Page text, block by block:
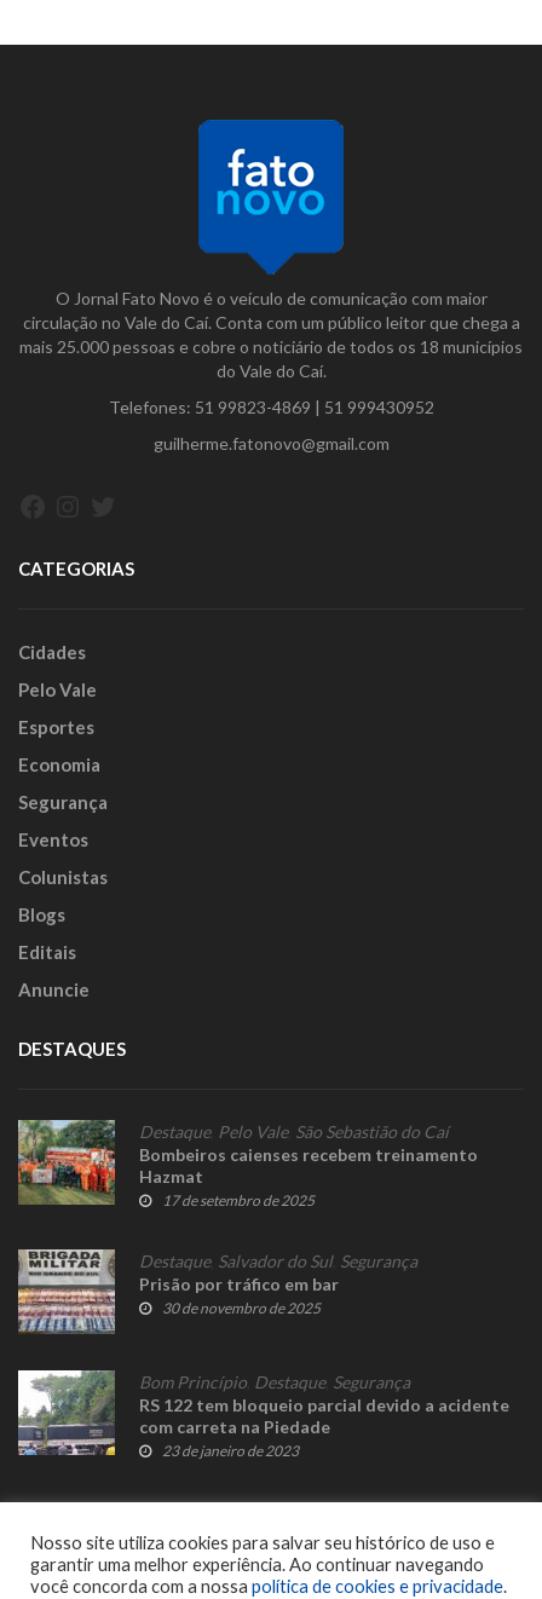
O Jornal Fato Novo é o veículo de comunicação com maior
circulação no Vale do Caí. Conta com um público leitor que chega a
mais 25.000 pessoas e cobre o noticiário de todos os 18 municípios
do Vale do Caí.
Telefones: 51 99823-4869 | 51 999430952
guilherme.fatonovo@gmail.com
CATEGORIAS
Cidades
Pelo Vale
Esportes
Economia
Segurança
Eventos
Colunistas
Blogs
Editais
Anuncie
DESTAQUES
Destaque, Pelo Vale, São Sebastião do Caí
Bombeiros caienses recebem treinamento
Hazmat
17 de setembro de 2025
Destaque, Salvador do Sul, Segurança
Prisão por tráfico em bar
30 de novembro de 2025
Bom Princípio Destaque, Segurança
RS 122 tem bloqueio parcial devido a acidente
com carreta na Piedade
23 de janeiro de 2023
Nosso site utiliza cookies para salvar seu histórico de uso e
garantir uma melhor experiência. Ao continuar navegando
você concorda com a nossa política de cookies e privacidade.